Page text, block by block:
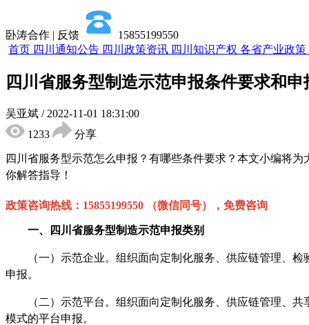
卧涛合作 | 反馈
15855199550
首页 四川通知公告 四川政策资讯 四川知识产权 各省产业政策
四川省服务型制造示范申报条件要求和
吴亚斌 / 2022-11-01 18:31:00
1233
分享
四川省服务型示范怎么申报？有哪些条件要求？本文小编将为
你解答指导！
政策咨询热线： 15855199550 （微信同号），免费咨询
一、 四川省服务型制造示范申报类别
（一）示范企业。组织面向定制化服务、供应链管理、检
申报。
（二）示范平台。组织面向定制化服务、供应链管理、共
模式的平台申报。